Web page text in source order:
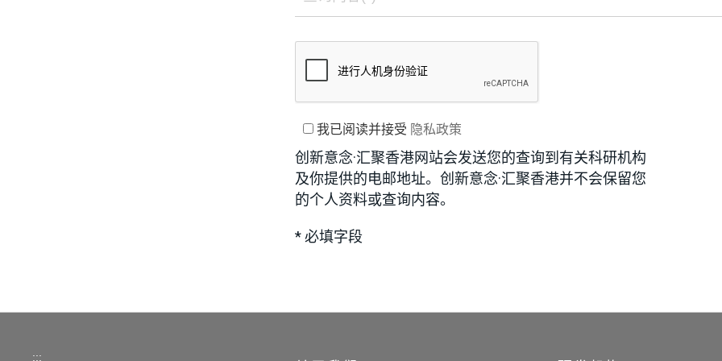
我已阅读并接受 隐私政策
创新意念·汇聚香港网站会发送您的查询到有关科研机构
及你提供的电邮地址。创新意念·汇聚香港并不会保留您
的个人资料或查询内容。
* 必填字段
:::